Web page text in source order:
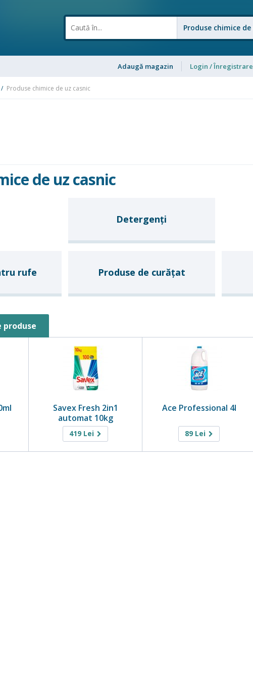
Adaugă magazin Login / Înregistrare
/ Produse chimice de uz casnic
de uz casnic
Detergenți
rufe Produse de curățat
produse
Savex Fresh 2in1
automat 10kg
419 Lei
Ace Professional 4l
89 Lei